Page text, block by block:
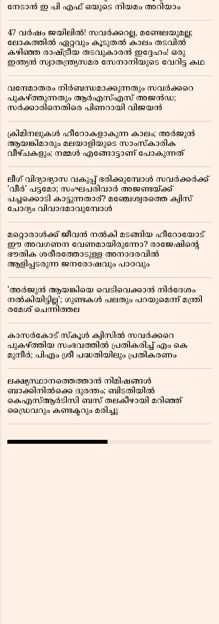
നേടാൻ ഇ പി എഫ് ഒയുടെ നിയമം അറിയാം
47 വർഷം ജയിലിൽ! സവർക്കറല്ല, മണ്ടേലയുമല്ല;
ലോകത്തിൽ ഏറ്റവും കൂടുതൽ കാലം തടവിൽ
കഴിഞ്ഞ രാഷ്ട്രീയ തടവുകാരൻ ഇദ്ദേഹം! ഒരു
ഇന്ത്യൻ സ്വാതന്ത്ര്യസമര സേനാനിയുടെ വേറിട്ട കഥ
വന്ദേമാതരം നിർബന്ധമാക്കുന്നതും സവർക്കറെ
പുകഴ്ത്തുന്നതും ആർഎസ്എസ് അജൻഡ;
സർക്കാരിനെതിരെ പിണറായി വിജയൻ
ക്രിമിനലുകൾ ഹീറോകളാകുന്ന കാലം; അർജുൻ
ആയങ്കിമാരും മലയാളിയുടെ സാംസ്കാരിക
വീഴ്ചകളും; നമ്മൾ എങ്ങോട്ടാണ് പോകുന്നത്
ലീഗ് വിദ്യാഭ്യാസ വകുപ്പ് ഭരിക്കുമ്പോൾ സവർക്കർക്ക്
'വീർ' പട്ടമോ; സംഘപരിവാർ അജണ്ടയ്ക്ക്
പച്ചക്കൊടി കാട്ടുന്നതാര്? മഞ്ചേശ്വരത്തെ ക്വിസ്
ചോദ്യം വിവാദമാവുമ്പോൾ
മറ്റൊരാൾക്ക് ജീവൻ നൽകി മടങ്ങിയ ഹീറോയോട്
ഈ അവഗണന വേണമായിരുന്നോ? രാജേഷിൻ്റെ
ഭൗതിക ശരീരത്തോടുള്ള അനാദരവിൽ
ആളിപ്പടരുന്ന ജനരോഷവും പാഠവും
'അർജുൻ ആയങ്കിയെ വെടിവെക്കാൻ നിർദേശം
നൽകിയിട്ടില്ല'; ഗുണ്ടകൾ പലതും പറയുമെന്ന് മന്ത്രി
രമേശ് ചെന്നിത്തല
കാസർകോട് സ്കൂൾ ക്വിസിൽ സവർക്കറെ
പുകഴ്ത്തിയ സംഭവത്തിൽ പ്രതികരിച്ച് എം കെ
മുനീർ; പിഎം ശ്രീ പദ്ധതിയിലും പ്രതികരണം
ലക്ഷ്യസ്ഥാനത്തെത്താൻ നിമിഷങ്ങൾ
ബാക്കിനിൽക്കെ ദുരന്തം; ബിടതിയിൽ
കെഎസ്ആർടിസി ബസ് തലകീഴായി മറിഞ്ഞ്
ഡ്രൈവറും കണ്ടക്ടറും മരിച്ചു